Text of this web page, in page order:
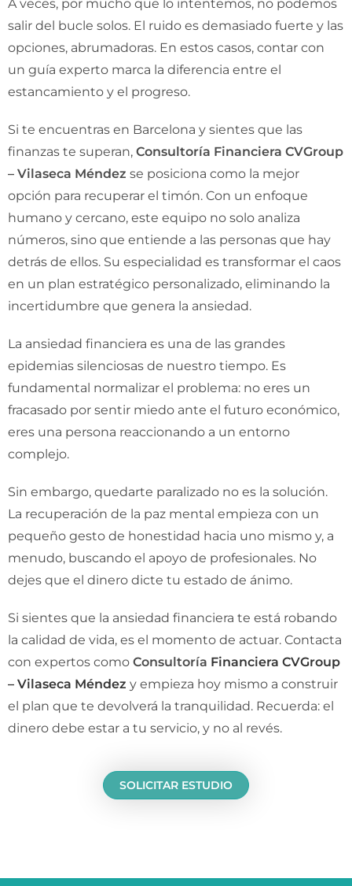
A veces, por mucho que lo intentemos, no podemos
salir del bucle solos. El ruido es demasiado fuerte y las
opciones, abrumadoras. En estos casos, contar con
un guía experto marca la diferencia entre el
estancamiento y el progreso.
Si te encuentras en Barcelona y sientes que las
finanzas te superan, Consultoría Financiera CVGroup
– Vilaseca Méndez se posiciona como la mejor
opción para recuperar el timón. Con un enfoque
humano y cercano, este equipo no solo analiza
números, sino que entiende a las personas que hay
detrás de ellos. Su especialidad es transformar el caos
en un plan estratégico personalizado, eliminando la
incertidumbre que genera la ansiedad.
La ansiedad financiera es una de las grandes
epidemias silenciosas de nuestro tiempo. Es
fundamental normalizar el problema: no eres un
fracasado por sentir miedo ante el futuro económico,
eres una persona reaccionando a un entorno
complejo.
Sin embargo, quedarte paralizado no es la solución.
La recuperación de la paz mental empieza con un
pequeño gesto de honestidad hacia uno mismo y, a
menudo, buscando el apoyo de profesionales. No
dejes que el dinero dicte tu estado de ánimo.
Si sientes que la ansiedad financiera te está robando
la calidad de vida, es el momento de actuar. Contacta
con expertos como Consultoría Financiera CVGroup
– Vilaseca Méndez y empieza hoy mismo a construir
el plan que te devolverá la tranquilidad. Recuerda: el
dinero debe estar a tu servicio, y no al revés.
SOLICITAR ESTUDIO